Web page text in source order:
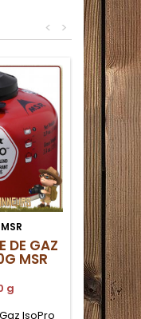
>
<
MSR
DE GAZ
MSR
g
IsoPro